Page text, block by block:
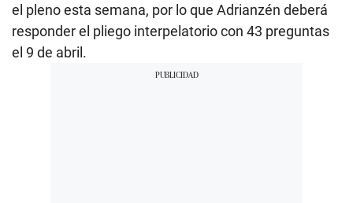
el pleno esta semana, por lo que Adrianzén deberá
responder el pliego interpelatorio con 43 preguntas
el 9 de abril.